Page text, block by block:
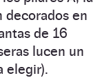
decorados en
de 16
lucen un
elegir).